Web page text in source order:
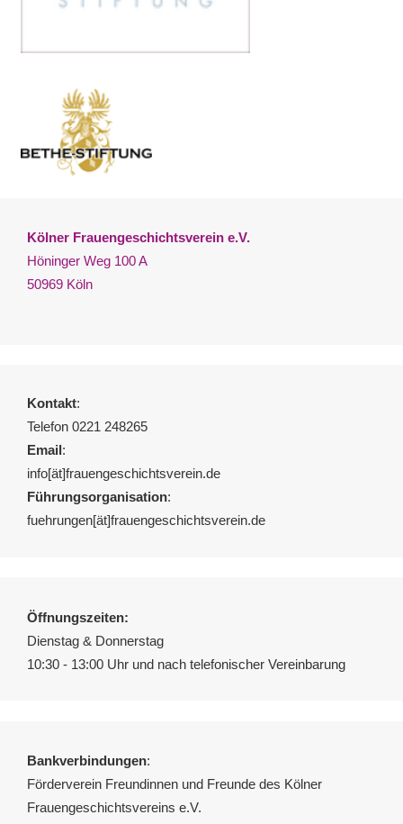
Kölner Frauengeschichtsverein e.V.
Höninger Weg 100 A
50969 Köln
Kontakt:
Telefon 0221 248265
Email:
info[ät]frauengeschichtsverein.de
Führungsorganisation:
fuehrungen[ät]frauengeschichtsverein.de
Öffnungszeiten:
Dienstag & Donnerstag
10:30 - 13:00 Uhr und nach telefonischer Vereinbarung
Bankverbindungen:
Förderverein Freundinnen und Freunde des Kölner
Frauengeschichtsvereins e.V.